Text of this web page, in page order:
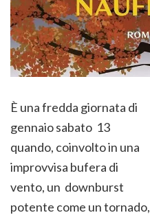
È una fredda giornata di
gennaio sabato 13
quando, coinvolto in una
improvvisa bufera di
vento, un downburst
potente come un tornado,